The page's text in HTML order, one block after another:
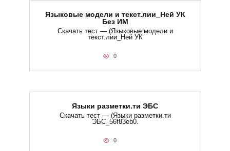
Языковые модели и текст.лии_Ней УК
Без ИМ
Скачать тест — (Языковые модели и
текст.лии_Ней УК
0
Языки разметки.ти​ ЭБС
Скачать тест — (Языки разметки.ти​
ЭБС_56f83eb0.
0